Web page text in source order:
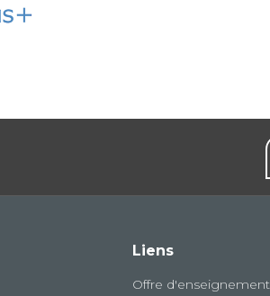
Liens
Offre d'enseignement